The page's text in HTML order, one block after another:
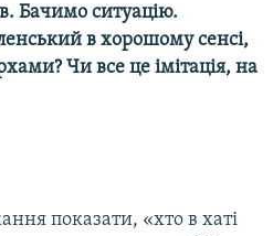
Бачимо ситуацію.
в хорошому сенсі,
Чи все це імітація, на
показати, «хто в хаті